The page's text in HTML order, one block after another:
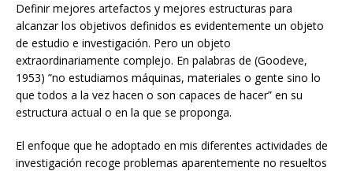
Definir mejores artefactos y mejores estructuras para
alcanzar los objetivos definidos es evidentemente un objeto
de estudio e investigación. Pero un objeto
extraordinariamente complejo. En palabras de (Goodeve,
1953) ”no estudiamos máquinas, materiales o gente sino lo
que todos a la vez hacen o son capaces de hacer” en su
estructura actual o en la que se proponga.
El enfoque que he adoptado en mis diferentes actividades de
investigación recoge problemas aparentemente no resueltos